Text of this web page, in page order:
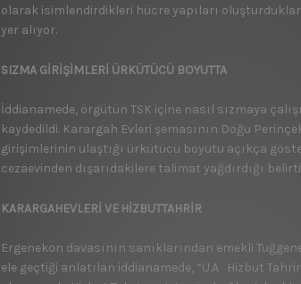
olarak isimlendirdikleri hücre yapıları
yer alıyor.
SIZMA GİRİŞİMLERİ ÜRKÜTÜCÜ BOYUTTA
İddianamede, örgütün TSK içine nasıl sızmaya
kaydedildi. Karargah Evleri şemasının Doğu
girişimlerinin ulaştığı ürkütücü boyutu açıkça
cezaevinden dışarıdakilere talimat yağdırdığı
KARARGAHEVLERİ VEHİZBUTTAHRİR
Ergenekon davasının sanıklarından emekli
ele geçtiği anlatılan iddianamede, “U.A Hizbut